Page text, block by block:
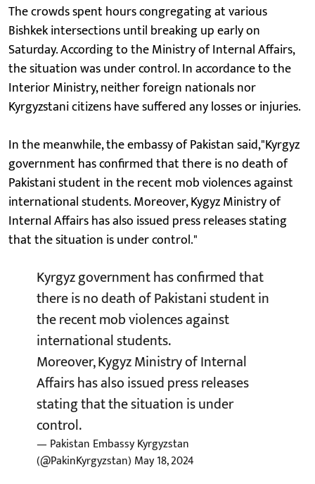
The crowds spent hours congregating at various
Bishkek intersections until breaking up early on
Saturday. According to the Ministry of Internal Affairs,
the situation was under control. In accordance to the
Interior Ministry, neither foreign nationals nor
Kyrgyzstani citizens have suffered any losses or injuries.
In the meanwhile, the embassy of Pakistan said,"Kyrgyz
government has confirmed that there is no death of
Pakistani student in the recent mob violences against
international students. Moreover, Kygyz Ministry of
Internal Affairs has also issued press releases stating
that the situation is under control."
Kyrgyz government has confirmed that
there is no death of Pakistani student in
the recent mob violences against
international students.
Moreover, Kygyz Ministry of Internal
Affairs has also issued press releases
stating that the situation is under
control.
— Pakistan Embassy Kyrgyzstan
(@PakinKyrgyzstan) May 18, 2024